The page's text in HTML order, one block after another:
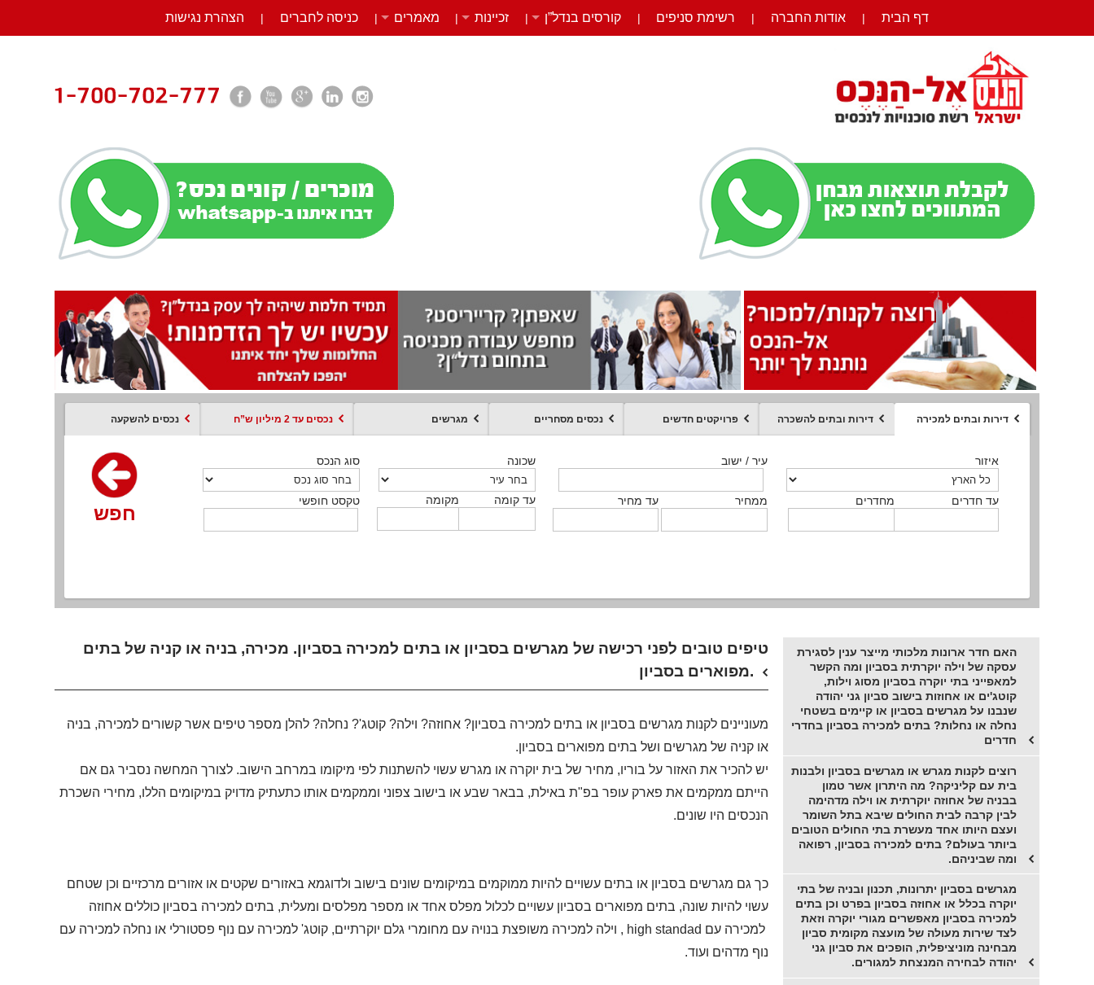
דף הבית | אודות החברה | רשימת סניפים | קורסים בנדל”ן | זכיינות | מאמרים | כניסה לחברים | הצהרת נגישות
דירות ובתים למכירה דירות ובתים להשכרה פרויקטים חדשים נכסים מסחריים מגרשים נכסים עד 2 מיליון ש”ח נכסים להשקעה
איזור
מחדרים עד חדרים
עיר / ישוב
ממחיר עד מחיר
שכונה
מקומה עד קומה
סוג הנכס
טקסט חופשי
חפש
איזור
מחדרים עד חדרים
עיר / ישוב
ממחיר עד מחיר
שכונה
מקומה עד קומה
סוג הנכס
טקסט חופשי
חפש
איזור
מחדרים עד חדרים
עיר / ישוב
ממחיר עד מחיר
שכונה
מקומה עד קומה
סוג הנכס
טקסט חופשי
חפש
איזור
סוג הנכס
עיר / ישוב
ממחיר עד מחיר
שכונה
מקומה עד קומה
סוג עסקה
טקסט חופשי
חפש
סוג הנכס ממחיר מקומה
חפש
איזור
מחדרים עד חדרים
עיר / ישוב
מקומה עד קומה
שכונה
טקסט חופשי
סוג הנכס
חפש
איזור
סוג הנכס
עיר / ישוב
ממחיר עד מחיר
שכונה
מקומה עד קומה
טקסט חופשי
חפש
טיפים טובים לפני רכישה של מגרשים בסביון או בתים למכירה בסביון. מכירה, בניה או קניה של בתים
מפוארים בסביון.
מעוניינים לקנות מגרשים בסביון או בתים למכירה בסביון? אחוזה? וילה? קוטג'? נחלה? להלן מספר טיפים אשר קשורים למכירה, בניה
או קניה של מגרשים ושל בתים מפוארים בסביון.
יש להכיר את האזור על בוריו, מחיר של בית יוקרה או מגרש עשוי להשתנות לפי מיקומו במרחב הישוב. לצורך המחשה נסביר גם אם
הייתם ממקמים את פארק עופר בפ"ת באילת, בבאר שבע או בישוב צפוני וממקמים אותו כתעתיק מדויק במיקומים הללו, מחירי השכרת
הנכסים היו שונים.
כך גם מגרשים בסביון או בתים עשויים להיות ממוקמים במיקומים שונים בישוב ולדוגמא באזורים שקטים או אזורים מרכזיים וכן שטחם
עשוי להיות שונה, בתים מפוארים בסביון עשויים לכלול מפלס אחד או מספר מפלסים ומעלית, בתים למכירה בסביון כוללים אחוזה
למכירה עם high standad , וילה למכירה משופצת בנויה עם מחומרי גלם יוקרתיים, קוטג' למכירה עם נוף פסטורלי או נחלה למכירה עם
נוף מדהים ועוד.
האם חדר ארונות מלכותי מייצר ענין לסגירת
עסקה של וילה יוקרתית בסביון ומה הקשר
למאפייני בתי יוקרה בסביון מסוג וילות,
קוטג'ים או אחוזות בישוב סביון גני יהודה
שנבנו על מגרשים בסביון או קיימים בשטחי
נחלה או נחלות? בתים למכירה בסביון בחדרי
חדרים
רוצים לקנות מגרש או מגרשים בסביון ולבנות
בית עם קליניקה? מה היתרון אשר טמון
בבניה של אחוזה יוקרתית או וילה מדהימה
לבין קרבה לבית החולים שיבא בתל השומר
ועצם היותו אחד מעשרת בתי החולים הטובים
ביותר בעולם? בתים למכירה בסביון, רפואה
ומה שביניהם.
מגרשים בסביון יתרונות, תכנון ובניה של בתי
יוקרה בכלל או אחוזה בסביון בפרט וכן בתים
למכירה בסביון מאפשרים מגורי יוקרה וזאת
לצד שירות מעולה של מועצה מקומית סביון
מבחינה מוניציפלית, הופכים את סביון גני
יהודה לבחירה המנצחת למגורים.